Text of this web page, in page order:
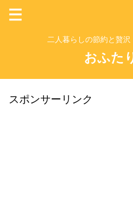
二人暮らしの節約と贅
おふた
スポンサーリンク